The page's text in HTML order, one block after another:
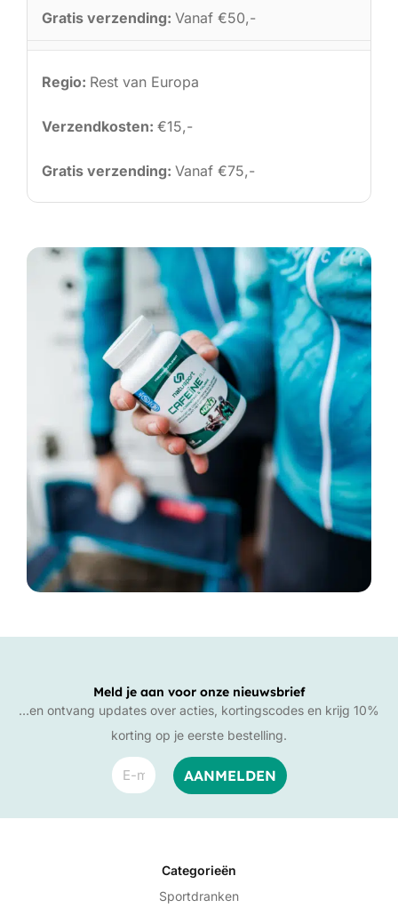
Vanaf €50,-
Rest van Europa
€15,-
Vanaf €75,-
Meld je aan voor onze nieuwsbrief
…en ontvang updates over acties, kortingscodes en krijg 10%
korting op je eerste bestelling.
Categorieën
Sportdranken